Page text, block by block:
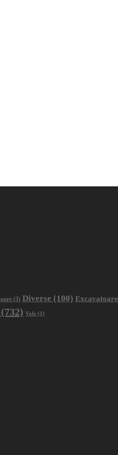
(3) Diverse (100) Excavatoare
(732) Vole (1)